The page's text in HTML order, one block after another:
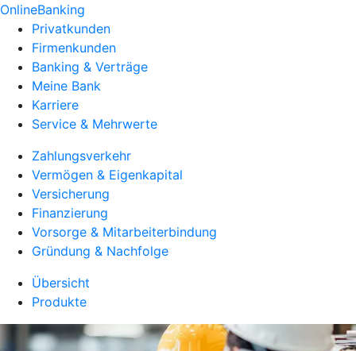
OnlineBanking
Privatkunden
Firmenkunden
Banking & Verträge
Meine Bank
Karriere
Service & Mehrwerte
Zahlungsverkehr
Vermögen & Eigenkapital
Versicherung
Finanzierung
Vorsorge & Mitarbeiterbindung
Gründung & Nachfolge
Übersicht
Produkte